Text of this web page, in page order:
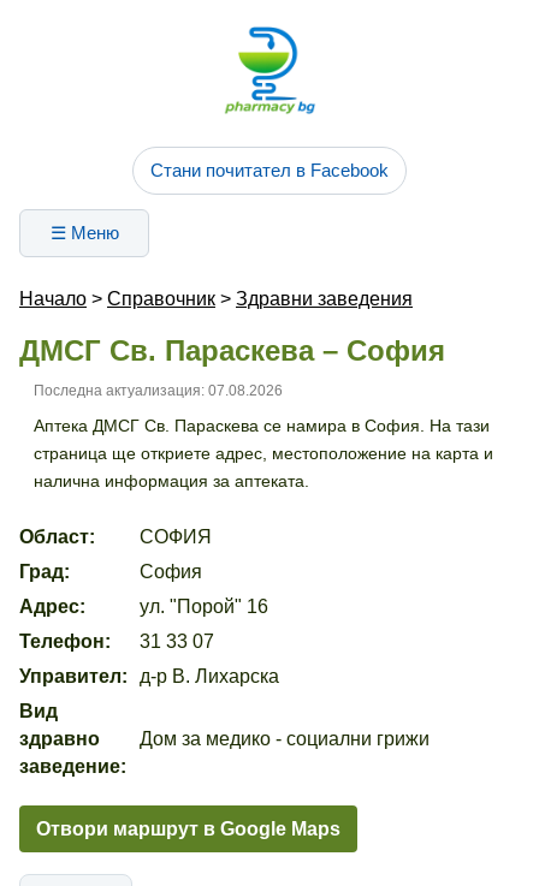
Стани почитател в Facebook
☰ Меню
Начало > Справочник > Здравни заведения
ДМСГ Св. Параскева – София
Последна актуализация: 07.08.2026
Аптека ДМСГ Св. Параскева се намира в София. На тази
страница ще откриете адрес, местоположение на карта и
налична информация за аптеката.
Област:
СОФИЯ
Град:
София
Адрес:
ул. "Порой" 16
Телефон:
31 33 07
Управител:
д-р В. Лихарска
Вид
здравно
заведение:
Дом за медико - социални грижи
Отвори маршрут в Google Maps